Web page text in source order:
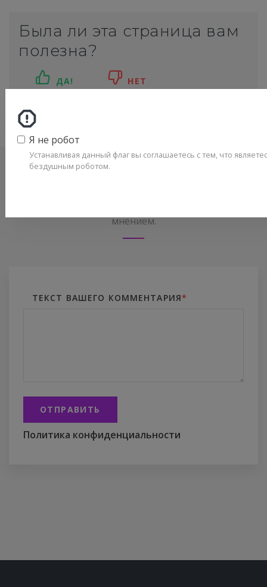
Была ли эта страница вам
полезна?
ДА! НЕТ
мнением.
ТЕКСТ ВАШЕГО КОММЕНТАРИЯ*
ОТПРАВИТЬ
Политика конфиденциальности
Я не робот
Устанавливая данный флаг вы соглашаетесь с тем, что
бездушным роботом.